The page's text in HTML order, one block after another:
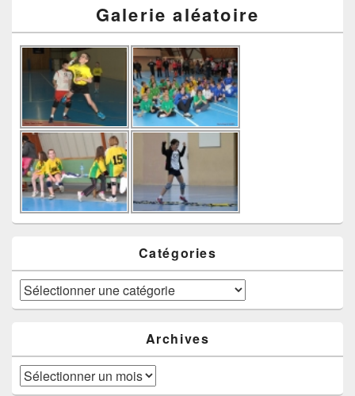
Galerie aléatoire
Catégories
Catégories
Archives
Archives